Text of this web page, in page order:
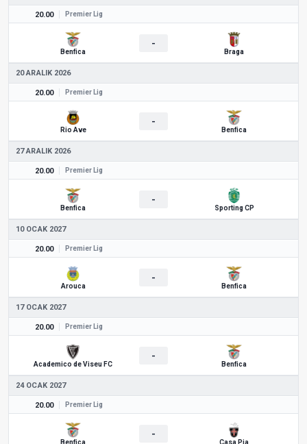
20.00 Premier Lig
Benfica
-
Braga
20 ARALIK 2026
20.00 Premier Lig
Rio Ave
-
Benfica
27 ARALIK 2026
20.00 Premier Lig
Benfica
-
Sporting CP
10 OCAK 2027
20.00 Premier Lig
Arouca
-
Benfica
17 OCAK 2027
20.00 Premier Lig
Academico de Viseu FC
-
Benfica
24 OCAK 2027
20.00 Premier Lig
Benfica
-
Casa Pia